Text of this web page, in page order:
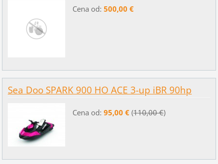
Cena od: 500,00 €
Sea Doo SPARK 900 HO ACE 3-up iBR 90hp
Cena od: 95,00 €(110,00 €)